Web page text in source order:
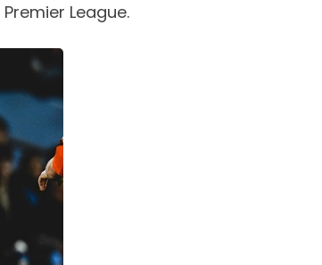
League.